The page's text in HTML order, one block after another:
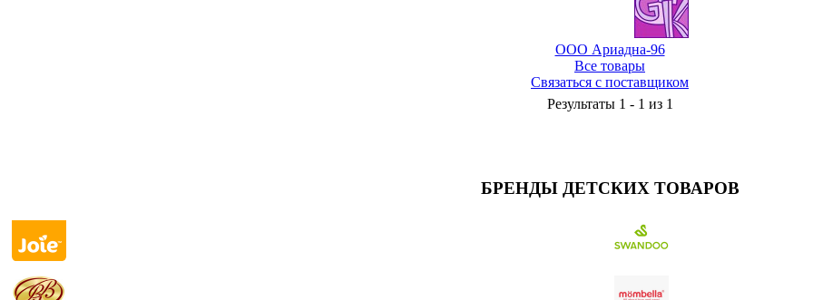
ООО Ариадна-96
Все товары
Связаться с поставщиком
Результаты 1 - 1 из 1
БРЕНДЫ ДЕТСКИХ ТОВАРОВ